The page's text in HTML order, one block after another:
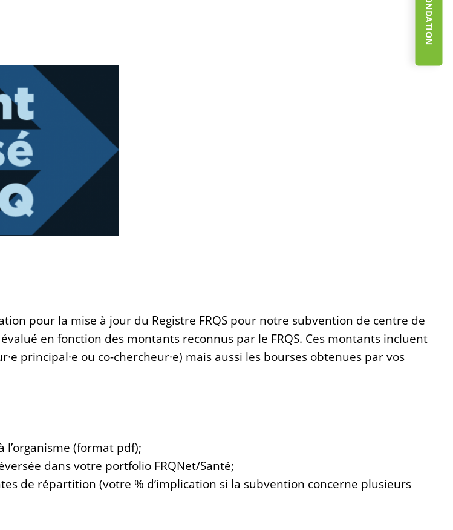
pour la mise à jour du Registre FRQS pour notre subvention de centre de
en fonction des montants reconnus par le FRQS. Ces montants incluent
principal·e ou co-chercheur·e) mais aussi les bourses obtenues par vos
(format pdf);
dans votre portfolio FRQNet/Santé;
de répartition (votre % d’implication si la subvention concerne plusieurs